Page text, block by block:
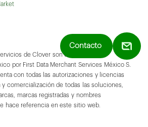
Contacto
de Clover son ofrecidos y
por First Data Merchant Services México S.
con todas las autorizaciones y licencias
comercialización de todas las soluciones,
marcas registradas y nombres
hace referencia en este sitio web.